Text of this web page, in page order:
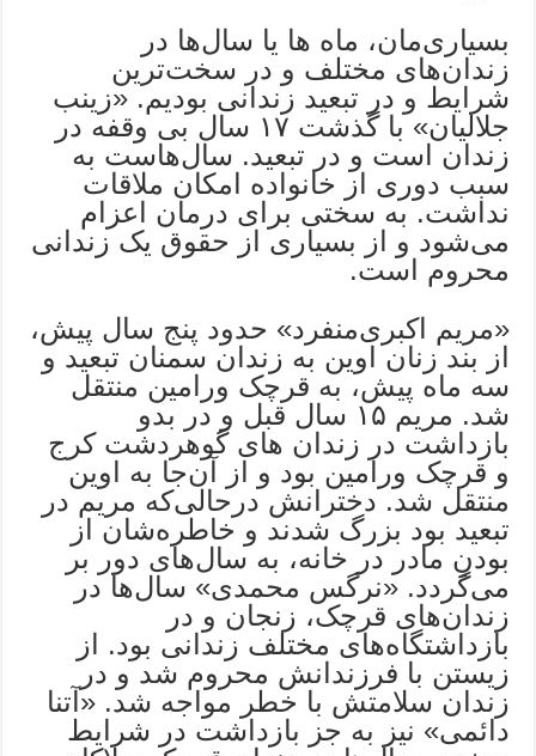
بسیاری‌مان، ماه ها یا سال‌ها در
زندان‌های مختلف و در سخت‌ترین
شرایط و در تبعید زندانی بودیم. «زینب
جلالیان» با گذشت ۱۷ سال بی وقفه در
زندان است و در تبعید. سال‌هاست به
سبب دوری از خانواده امکان ملاقات
نداشت. به سختی برای درمان اعزام
می‌شود و از بسیاری از حقوق یک زندانی
محروم است.
«مریم اکبری‌منفرد» حدود پنج سال پیش،
از بند زنان اوین به زندان سمنان تبعید و
سه ماه پیش، به قرچک ورامین منتقل
شد. مریم ۱۵ سال قبل و در بدو
بازداشت در زندان های گوهردشت کرج
و قرچک ورامین بود و از آن‌جا به اوین
منتقل شد. دخترانش درحالی‌که مریم در
تبعید بود بزرگ شدند و خاطره‌شان از
بودنِ مادر در خانه، به سال‌های دور بر
می‌گردد. «نرگس محمدی» سال‌ها در
زندان‌های قرچک، زنجان و در
بازداشتگاه‌های مختلف زندانی بود. از
زیستن با فرزندانش محروم شد و در
زندان سلامتش با خطر مواجه شد. «آتنا
دائمی» نیز به جز بازداشت در شرایط